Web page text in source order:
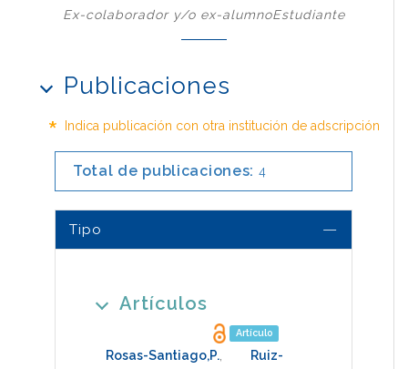
Ex-colaborador y/o ex-alumnoEstudiante
Publicaciones
* Indica publicación con otra institución de adscripción
Total de publicaciones: 4
Tipo
Artículos
Artículo
Rosas-Santiago,P.
Ruiz-